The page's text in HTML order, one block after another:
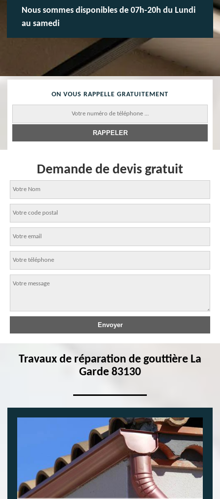
Nous sommes disponibles de 07h-20h du Lundi
au samedi
ON VOUS RAPPELLE GRATUITEMENT
Demande de devis gratuit
Travaux de réparation de gouttière La
Garde 83130